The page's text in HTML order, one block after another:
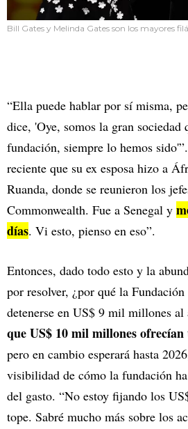
Bill Gates y Melinda Gates son los mayores
“Ella puede hablar por sí misma,
dice, 'Oye, somos la gran sociedad
fundación, siempre lo hemos
reciente que su ex esposa hizo a
Ruanda, donde se reunieron los
Commonwealth. Fue a Senegal y
días. Vi esto, pienso en eso”.
Entonces, dado todo esto y la
por resolver, ¿por qué la Fundación
detenerse en US$ 9 mil millones al
que US$ 10 mil millones
pero en cambio esperará hasta
visibilidad de cómo la fundación
del gasto. “No estoy fijando los
tope. Sabré mucho más sobre los